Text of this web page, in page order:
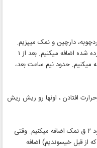
دارچین و نمک میپزیم.
وقتی کفِ روی مرغها رو برداشتیم، ۱ کیلو پیاز خرده شده اضافه میکنیم. بعد از ۱
میکنیم. حدود نیم ساعت بعد،
افتادن ، اونها رو ریش ریش
فلفل دلمه ای خرد شده، هویج رنده شده و حدود ۲ ق نمک اضافه میکنیم. وقتی
قبل خیسوندیم) اضافه